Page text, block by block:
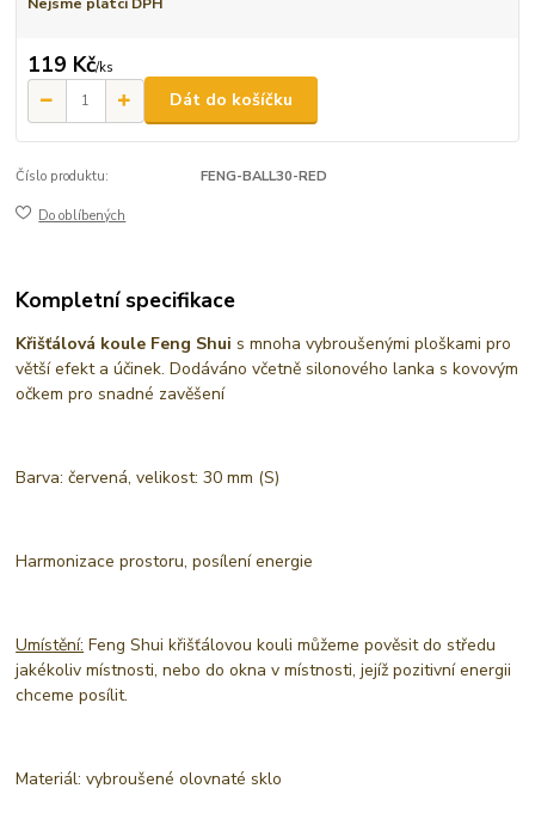
119 Kč/ks
Dát do košíčku
Číslo produktu: FENG-BALL30-RED
Do oblíbených
Kompletní specifikace
Křišťálová koule Feng Shui s mnoha vybroušenými ploškami pro
větší efekt a účinek. Dodáváno včetně silonového lanka s kovovým
očkem pro snadné zavěšení
Barva: červená, velikost: 30 mm (S)
Harmonizace prostoru, posílení energie
Umístění: Feng Shui křišťálovou kouli můžeme pověsit do středu
jakékoliv místnosti, nebo do okna v místnosti, jejíž pozitivní energii
chceme posílit.
Materiál: vybroušené olovnaté sklo